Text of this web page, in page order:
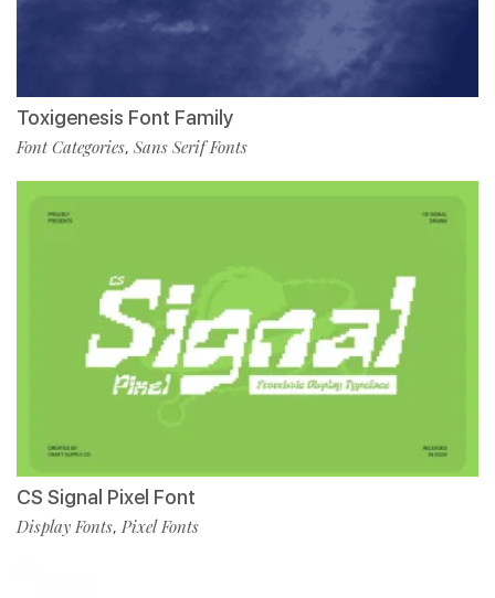
Toxigenesis Font Family
Font Categories, Sans Serif Fonts
CS Signal Pixel Font
Display Fonts, Pixel Fonts